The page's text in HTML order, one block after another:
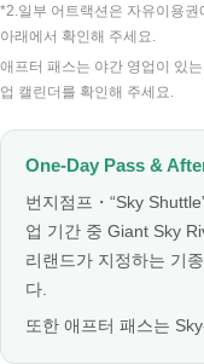
*2.일부 어트랙션은 자유이용
아래에서 확인해 주세요.
애프터 패스는 야간 영업이 있
업 캘린더를 확인해 주세요.
One-Day Pass &
번지점프・“Sky
업 기간 중 Giant Sky
리랜드가 지정하는 기
다.
또한 애프터 패스는